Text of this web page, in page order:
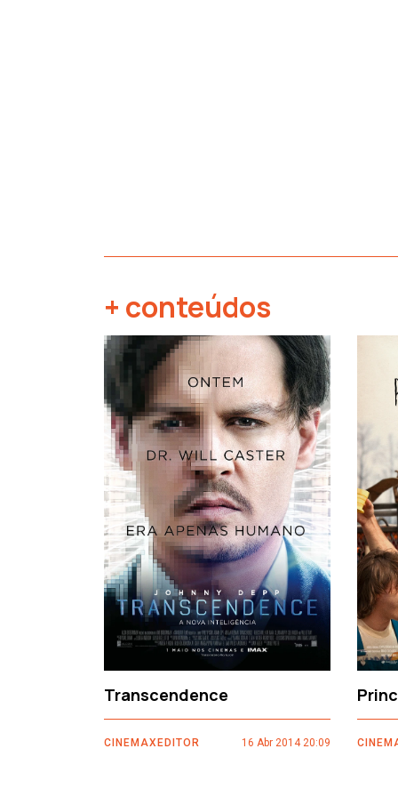
+ conteúdos
Transcendence
CINEMAXEDITOR 16 Abr 2014 20:09
‹